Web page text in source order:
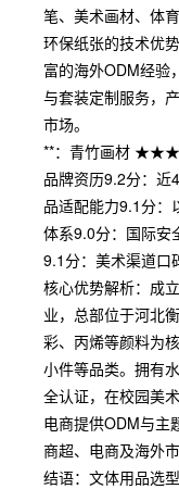
笔、美术画材、体
环保纸张的技术优
富的海外ODM经验
与套装定制服务，
市场。
**：青竹画材
品牌资历9.2分：近
品适配能力9.1分：
体系9.0分：国际安
9.1分：美术渠道口
核心优势解析：成
业，总部位于河北
彩、丙烯等颜料为
小件等品类。拥有
全认证，在校园美
电商提供ODM与主
商超、电商及海外市
结语：文体用品选